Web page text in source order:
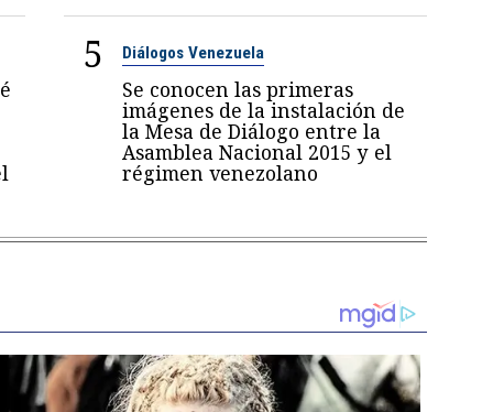
5 Diálogos Venezuela
Se conocen las primeras
imágenes de la instalación de
la Mesa de Diálogo entre la
Asamblea Nacional 2015 y el
régimen venezolano